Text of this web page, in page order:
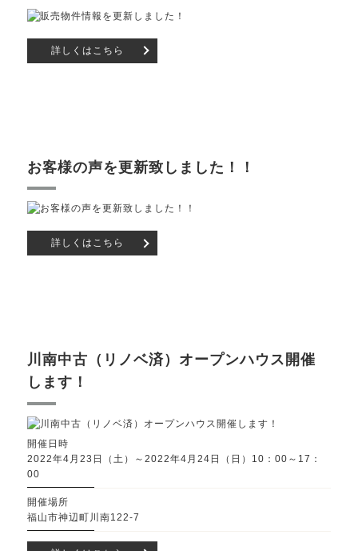
詳しくはこちら
お客様の声を更新致しました！！
詳しくはこちら
川南中古（リノベ済）オープンハウス開催
します！
開催日時
2022年4月23日（土）～2022年4月24日（日）10：00～17：
00
開催場所
福山市神辺町川南122-7